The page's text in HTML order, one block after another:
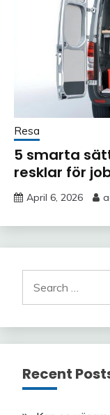
Resa
5 smarta
resklar för
April 6, 2026
for:
Recent